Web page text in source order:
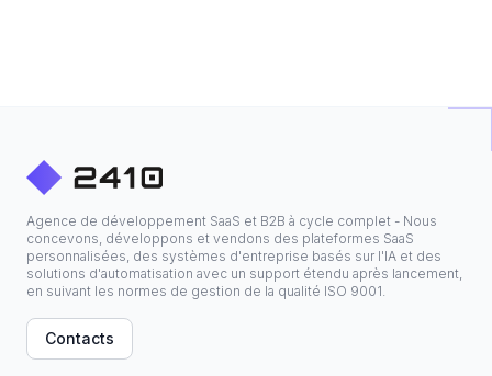
Agence de développement SaaS et B2B à cycle complet - Nous
concevons, développons et vendons des plateformes SaaS
personnalisées, des systèmes d'entreprise basés sur l'IA et des
solutions d'automatisation avec un support étendu après lancement,
en suivant les normes de gestion de la qualité ISO 9001.
Contacts